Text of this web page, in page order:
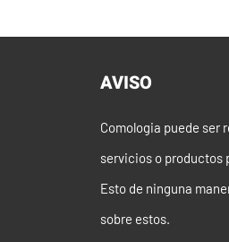
AVISO
Comologia puede ser
servicios o productos
Esto de ninguna
sobre estos.